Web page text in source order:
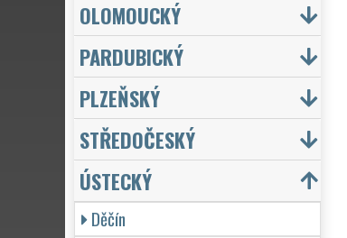
OLOMOUCKÝ
PARDUBICKÝ
PLZEŇSKÝ
STŘEDOČESKÝ
ÚSTECKÝ
Děčín